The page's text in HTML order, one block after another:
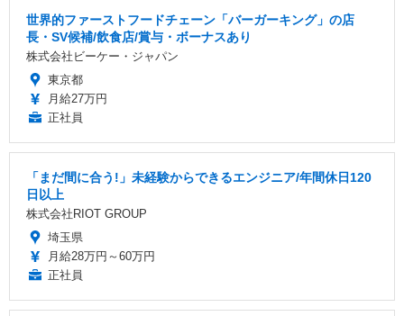
世界的ファーストフードチェーン「バーガーキング」の店
長・SV候補/飲食店/賞与・ボーナスあり
株式会社ビーケー・ジャパン
東京都
月給27万円
正社員
「まだ間に合う!」未経験からできるエンジニア/年間休日120
日以上
株式会社RIOT GROUP
埼玉県
月給28万円～60万円
正社員